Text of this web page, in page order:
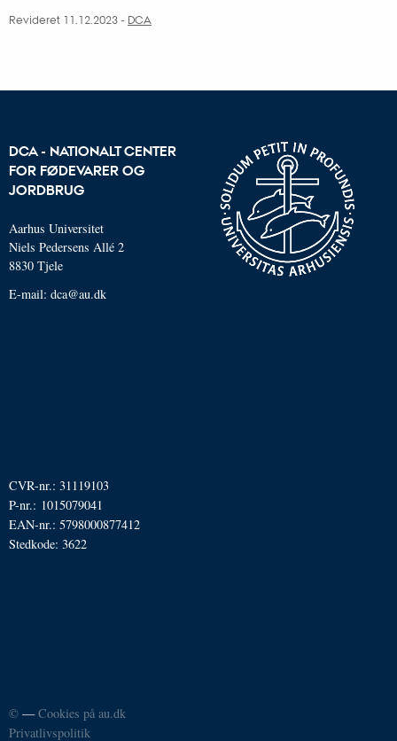
Revideret 11.12.2023- DCA
DCA - NATIONALT CENTER
FOR FØDEVARER OG
JORDBRUG
Aarhus Universitet
Niels Pedersens Allé 2
8830 Tjele
E-mail: dca@au.dk
CVR-nr.: 31119103
P-nr.: 1015079041
EAN-nr.: 5798000877412
Stedkode: 3622
© —Cookies på au.dk
Privatlivspolitik